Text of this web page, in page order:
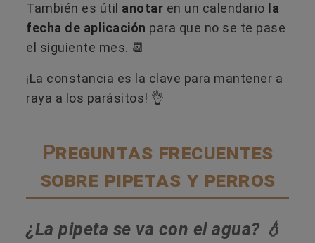
También es útil anotar en un calendario la
fecha de aplicación para que no se te pase
el siguiente mes. 📆
¡La constancia es la clave para mantener a
raya a los parásitos! 👌
Preguntas frecuentes
sobre pipetas y perros
¿La pipeta se va con el agua? 💧